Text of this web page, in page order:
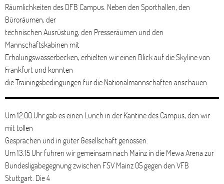
Räumlichkeiten des DFB Campus. Neben den Sporthallen, den
Büroräumen, der
technischen Ausrüstung, den Presseräumen und den
Mannschaftskabinen mit
Erholungswasserbecken, erhielten wir einen Blick auf die Skyline von
Frankfurt und konnten
die Trainingsbedingungen für die Nationalmannschaften anschauen.
Um 12.00 Uhr gab es einen Lunch in der Kantine des Campus, den wir
mit tollen
Gesprächen und in guter Gesellschaft genossen.
Um 13.15 Uhr fuhren wir gemeinsam nach Mainz in die Mewa Arena zur
Bundesligabegegnung zwischen FSV Mainz 05 gegen den VFB
Stuttgart. Die 4